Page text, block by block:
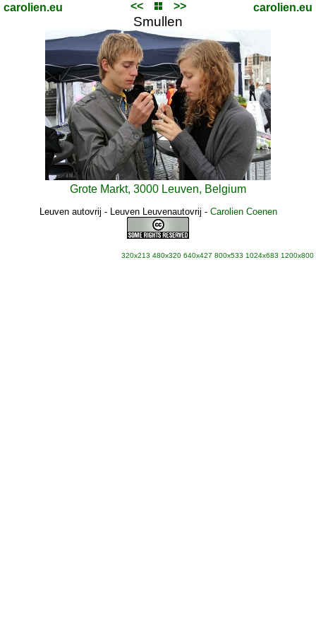
carolien.eu << >> carolien.eu
Smullen
Grote Markt, 3000 Leuven, Belgium
Leuven autovrij - Leuven Leuvenautovrij - Carolien Coenen
320x213 480x320 640x427 800x533 1024x683 1200x800